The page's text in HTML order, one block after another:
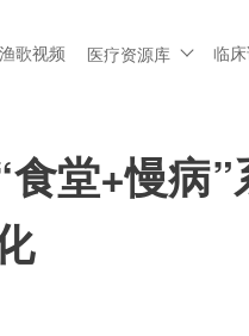
渔歌视频 医疗资源库 临
堂+慢病